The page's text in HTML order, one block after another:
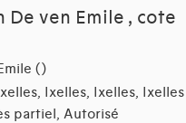
De ven Emile , cote
()
Ixelles, Ixelles, Ixelles
partiel, Autorisé